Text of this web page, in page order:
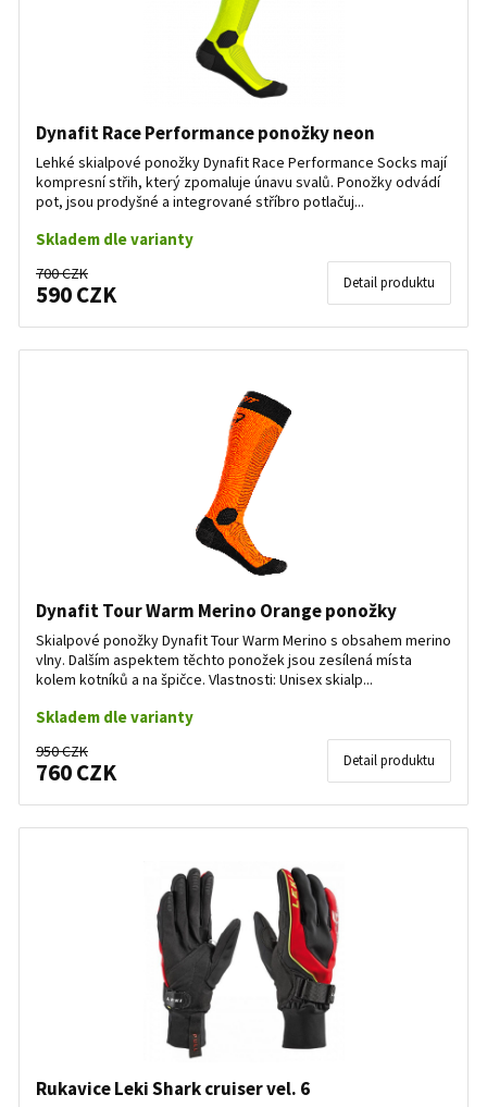
Dynafit Race Performance ponožky neon
Lehké skialpové ponožky Dynafit Race Performance Socks mají
kompresní střih, který zpomaluje únavu svalů. Ponožky odvádí
pot, jsou prodyšné a integrované stříbro potlačuj...
Skladem dle varianty
700 CZK
590 CZK Detail produktu
Dynafit Tour Warm Merino Orange ponožky
Skialpové ponožky Dynafit Tour Warm Merino s obsahem merino
vlny. Dalším aspektem těchto ponožek jsou zesílená místa
kolem kotníků a na špičce. Vlastnosti: Unisex skialp...
Skladem dle varianty
950 CZK
760 CZK Detail produktu
Rukavice Leki Shark cruiser vel. 6